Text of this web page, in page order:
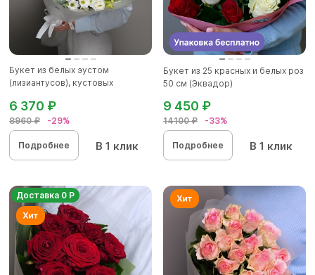
Букет из белых эустом
(лизиантусов), кустовых
8960 ₽ -29%
6 370 ₽
Подробнее В 1 клик
Букет из 25 красных и белых роз
50 см (Эквадор)
14100 ₽ -33%
9 450 ₽
Подробнее В 1 клик
Доставка 0 Р